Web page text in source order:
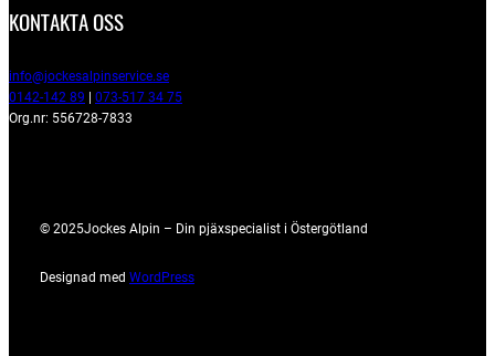
KONTAKTA OSS
info@jockesalpinservice.se
0142-142 89 | 073-517 34 75
Org.nr: 556728-7833
© 2025Jockes Alpin – Din pjäxspecialist i Östergötland
Designad med WordPress